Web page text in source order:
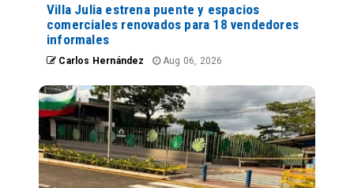
Villa Julia estrena puente y espacios
comerciales renovados para 18 vendedores
informales
Carlos Hernández Aug 06, 2026